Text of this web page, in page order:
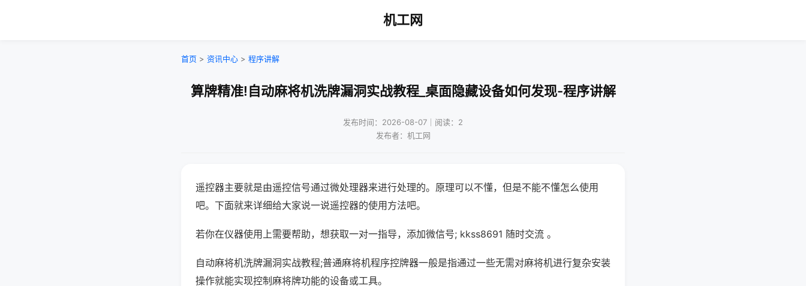
机工网
首页 > 资讯中心 > 程序讲解
算牌精准!自动麻将机洗牌漏洞实战教程_桌面隐藏设备如何发现-程序讲解
发布时间：2026-08-07｜阅读：2
发布者：机工网
遥控器主要就是由遥控信号通过微处理器来进行处理的。原理可以不懂，但是不能不懂怎么使用
吧。下面就来详细给大家说一说遥控器的使用方法吧。
若你在仪器使用上需要帮助，想获取一对一指导，添加微信号; kkss8691 随时交流 。
自动麻将机洗牌漏洞实战教程;普通麻将机程序控牌器一般是指通过一些无需对麻将机进行复杂安装
操作就能实现控制麻将牌功能的设备或工具。